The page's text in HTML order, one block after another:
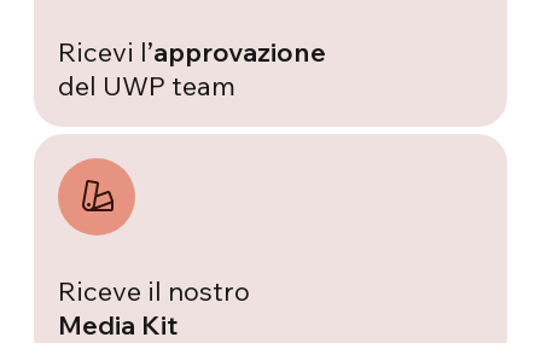
Ricevi l’approvazione
del UWP team
Riceve il nostro
Media Kit